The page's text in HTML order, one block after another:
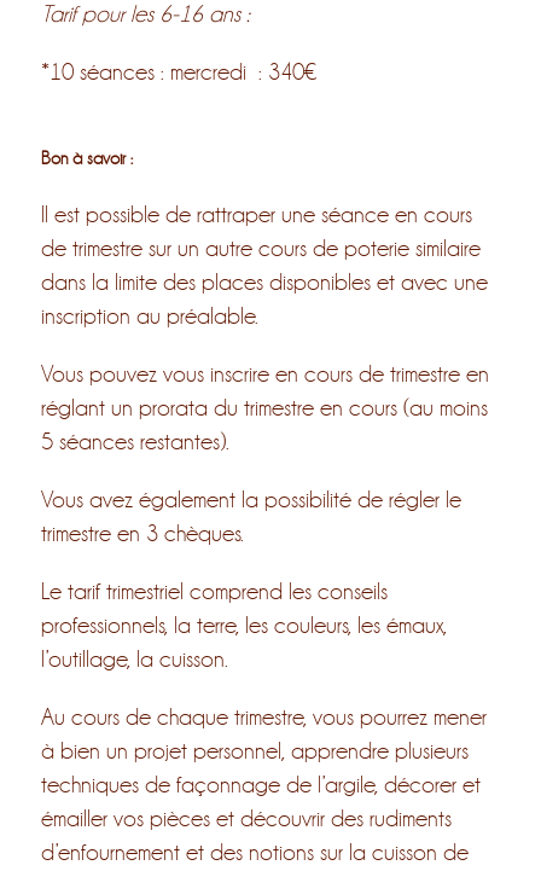
Tarif pour les 6-16 ans :
*10 séances : mercredi : 340€
Bon à savoir :
Il est possible de rattraper une séance en cours
de trimestre sur un autre cours de poterie similaire
dans la limite des places disponibles et avec une
inscription au préalable.
Vous pouvez vous inscrire en cours de trimestre en
réglant un prorata du trimestre en cours (au moins
5 séances restantes).
Vous avez également la possibilité de régler le
trimestre en 3 chèques.
Le tarif trimestriel comprend les conseils
professionnels, la terre, les couleurs, les émaux,
l’outillage, la cuisson.
Au cours de chaque trimestre, vous pourrez mener
à bien un projet personnel, apprendre plusieurs
techniques de façonnage de l’argile, décorer et
émailler vos pièces et découvrir des rudiments
d’enfournement et des notions sur la cuisson de